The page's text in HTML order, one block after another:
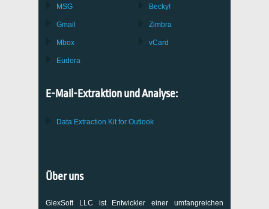
MSG
Gmail
Mbox
Eudora
Becky!
Zimbra
vCard
E-Mail-Extraktion und Analyse:
Data Extraction Kit for Outlook
Über uns
GlexSoft LLC ist Entwickler einer umfangreichen